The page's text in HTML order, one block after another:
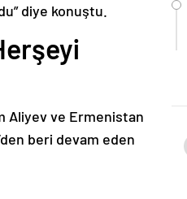
diye konuştu.
Aliyev ve Ermenistan
beri devam eden